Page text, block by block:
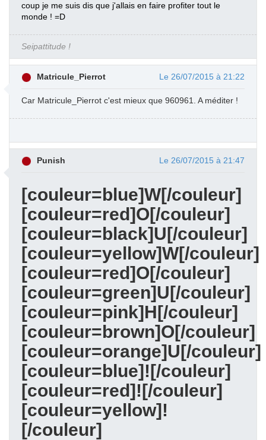
coup je me suis dis que j'allais en faire profiter tout le
monde ! =D
Seipattitude !
Matricule_Pierrot Le 26/07/2015 à 21:22
Car Matricule_Pierrot c'est mieux que 960961. A méditer !
Punish Le 26/07/2015 à 21:47
[couleur=blue]W[/couleur]
[couleur=red]O[/couleur]
[couleur=black]U[/couleur]
[couleur=yellow]W[/couleur]
[couleur=red]O[/couleur]
[couleur=green]U[/couleur]
[couleur=pink]H[/couleur]
[couleur=brown]O[/couleur]
[couleur=orange]U[/couleur]
[couleur=blue]![/couleur]
[couleur=red]![/couleur]
[couleur=yellow]!
[/couleur]